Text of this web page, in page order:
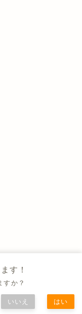
す！
すか？
いいえ はい